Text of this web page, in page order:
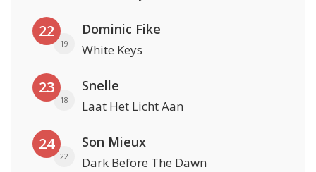
22
19
Dominic Fike
White Keys
23
18
Snelle
Laat Het Licht Aan
24
22
Son Mieux
Dark Before The Dawn